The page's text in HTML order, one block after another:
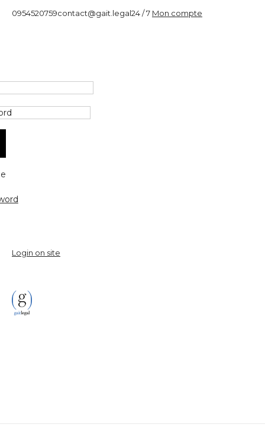
0954520759contact@gait.legal24 / 7 Mon compte
Login on site